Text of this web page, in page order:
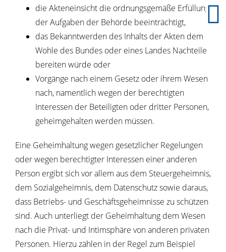
die Akteneinsicht die ordnungsgemäße Erfüllung
der Aufgaben der Behörde beeinträchtigt,
das Bekanntwerden des Inhalts der Akten dem
Wohle des Bundes oder eines Landes Nachteile
bereiten würde oder
Vorgänge nach einem Gesetz oder ihrem Wesen
nach, namentlich wegen der berechtigten
Interessen der Beteiligten oder dritter Personen,
geheimgehalten werden müssen.
Eine Geheimhaltung wegen gesetzlicher Regelungen
oder wegen berechtigter Interessen einer anderen
Person ergibt sich vor allem aus dem Steuergeheimnis,
dem Sozialgeheimnis, dem Datenschutz sowie daraus,
dass Betriebs- und Geschäftsgeheimnisse zu schützen
sind. Auch unterliegt der Geheimhaltung dem Wesen
nach die Privat- und Intimsphäre von anderen privaten
Personen. Hierzu zählen in der Regel zum Beispiel